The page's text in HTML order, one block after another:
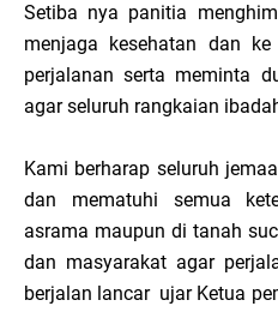
Setiba nya panitia
menjaga kesehatan dan
perjalanan serta meminta
agar seluruh rangkaian
Kami berharap seluruh
dan mematuhi semua
asrama maupun di tanah
dan masyarakat agar
berjalan lancar ujar Ketua